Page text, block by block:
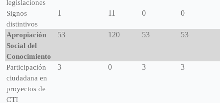
legislaciones
Signos
distintivos
1 11 0 0
Apropiación
Social del
Conocimiento
53 120 53 53
Participación
ciudadana en
proyectos de
CTI
3 0 3 3